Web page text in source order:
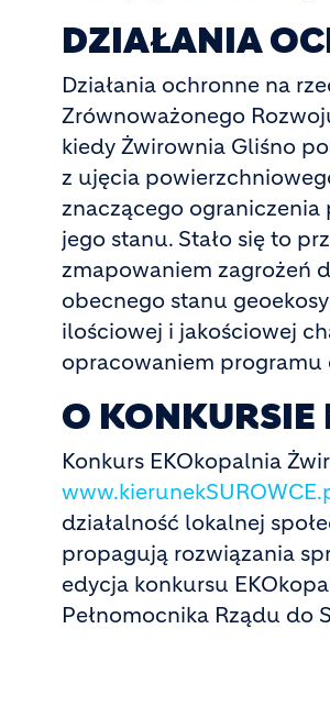
DZIAŁANIA
Działania ochronne na
Zrównoważonego
kiedy Żwirownia Gliśno
z ujęcia
znaczącego
jego stanu. Stało się to
zmapowaniem zagrożeń
obecnego stanu
ilościowej i jakościowej
opracowaniem programu
O
Konkurs EKOkopalnia
działalność lokalnej
propagują rozwiązania
edycja konkursu
Pełnomocnika Rządu do